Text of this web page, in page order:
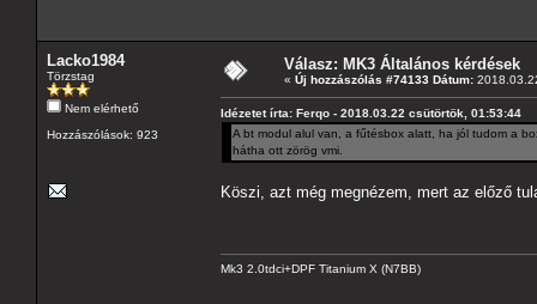
Lacko1984
Törzstag
Nem elérhető
Hozzászólások: 923
Válasz: MK3 Általános kérdések
« Új hozzászólás #74133 Dátum:
Idézetet írta: Ferqo - 2018.03.22 csütörtök, 01:53:44
A bt modul alul van, a fűtésbox alatt, ha jól tudom a
hátha ott zörög vmi.
Köszi, azt még megnézem, mert az előző
Mk3 2.0tdci+DPF Titanium X (N7BB)